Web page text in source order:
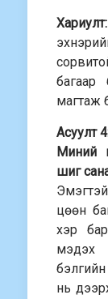
Хариулт:
магтаж
Асуулт
Миний
шиг
цөөн
хэр
мэдэх
нь